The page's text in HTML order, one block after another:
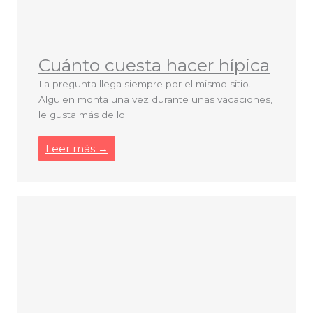
Cuánto cuesta hacer hípica
La pregunta llega siempre por el mismo sitio.
Alguien monta una vez durante unas vacaciones,
le gusta más de lo ...
Leer más →